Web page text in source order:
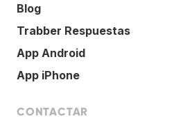
Blog
Trabber Respuestas
App Android
App iPhone
CONTACTAR